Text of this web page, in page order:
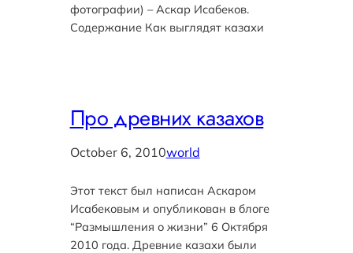
фотографии) – Аскар Исабеков.
Содержание Как выглядят казахи
Про древних казахов
October 6, 2010world
Этот текст был написан Аскаром
Исабековым и опубликован в блоге
“Размышления о жизни” 6 Октября
2010 года. Древние казахи были